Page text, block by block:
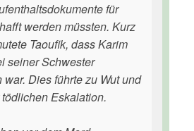
für
werden müssten. Kurz
Taoufik, dass Karim
seiner Schwester
Dies führte zu Wut und
Eskalation.